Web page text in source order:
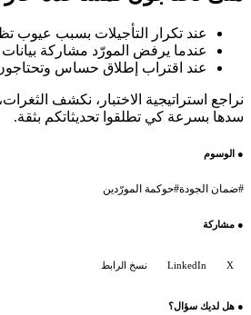
عند تكرار التأجيلات بسبب عيوب
عندما يرفض المورّد مشاركة بيانات
عند اقتراب إطلاق حساس
نراجع استراتيجية الاختبار، نكشف
سدها بسرعة كي تطلقوا تحديثاتكم بثقة.
●الوسوم
ضمان الجودة#حوكمة المورّدين
●مشاركة
LinkedIn نسخ الرابط
●هل لديك سؤال؟